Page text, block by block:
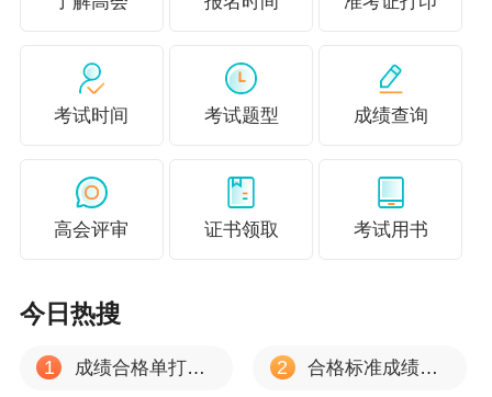
②具备硕士学位或第二学士学位或研究生班毕业
或大学本科学历或学士学位，取得会计师职称
③具备博士学位，取得会计师职称后，从事与会
计师职责相关工作满2年。
源社会保障行政部门认可的技工院校学历。本通
考试时间 考试题型 成绩查询
高会评审 证书领取 考试用书
今日热搜
1 成绩合格单打印流程 2 合格标准成绩有效期